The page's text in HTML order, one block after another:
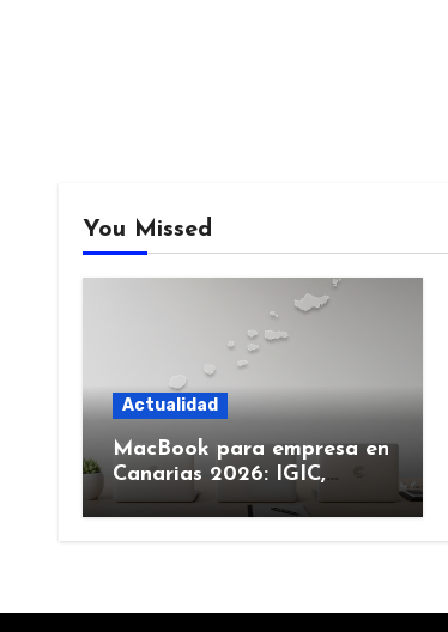
You Missed
Actualidad
MacBook para empresa en
Canarias 2026: IGIC,
deducción y compra de
flota